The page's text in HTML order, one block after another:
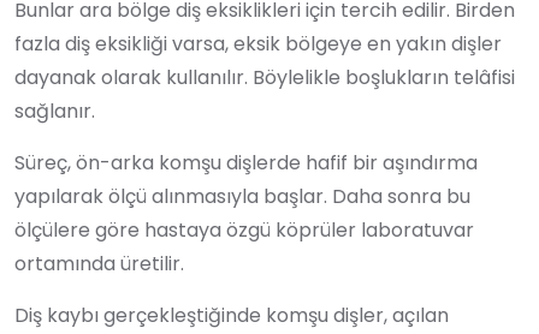
Bunlar ara bölge diş eksiklikleri için tercih edilir. Birden
fazla diş eksikliği varsa, eksik bölgeye en yakın dişler
dayanak olarak kullanılır. Böylelikle boşlukların telâfisi
sağlanır.
Süreç, ön-arka komşu dişlerde hafif bir aşındırma
yapılarak ölçü alınmasıyla başlar. Daha sonra bu
ölçülere göre hastaya özgü köprüler laboratuvar
ortamında üretilir.
Diş kaybı gerçekleştiğinde komşu dişler, açılan